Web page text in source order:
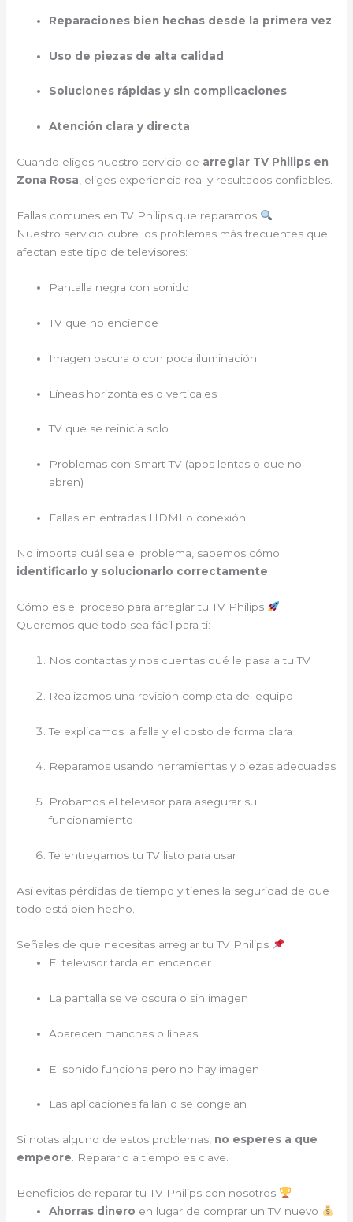
Reparaciones bien hechas desde la primera vez
Uso de piezas de alta calidad
Soluciones rápidas y sin complicaciones
Atención clara y directa
Cuando eliges nuestro servicio de arreglar TV Philips en
Zona Rosa , eliges experiencia real y resultados confiables.
Fallas comunes en TV Philips que reparamos
Nuestro servicio cubre los problemas más frecuentes que
afectan este tipo de televisores:
Pantalla negra con sonido
TV que no enciende
Imagen oscura o con poca iluminación
Líneas horizontales o verticales
TV que se reinicia solo
Problemas con Smart TV (apps lentas o que no
abren)
Fallas en entradas HDMI o conexión
No importa cuál sea el problema, sabemos cómo
identificarlo y solucionarlo correctamente
Cómo es el proceso para arreglar tu TV Philips
Queremos que todo sea fácil para ti:
Nos contactas y nos cuentas qué le pasa a tu TV
Realizamos una revisión completa del equipo
Te explicamos la falla y el costo de forma clara
Reparamos usando herramientas y piezas adecuadas
Probamos el televisor para asegurar su
funcionamiento
Te entregamos tu TV listo para usar
Así evitas pérdidas de tiempo y tienes la seguridad de que
todo está bien hecho.
Señales de que necesitas arreglar tu TV Philips
El televisor tarda en encender
La pantalla se ve oscura o sin imagen
Aparecen manchas o líneas
El sonido funciona pero no hay imagen
Las aplicaciones fallan o se congelan
Si notas alguno de estos problemas, no esperes a que
empeore. Repararlo a tiempo es clave.
Beneficios de reparar tu TV Philips con nosotros
Ahorras dinero en lugar de comprar un TV nuevo